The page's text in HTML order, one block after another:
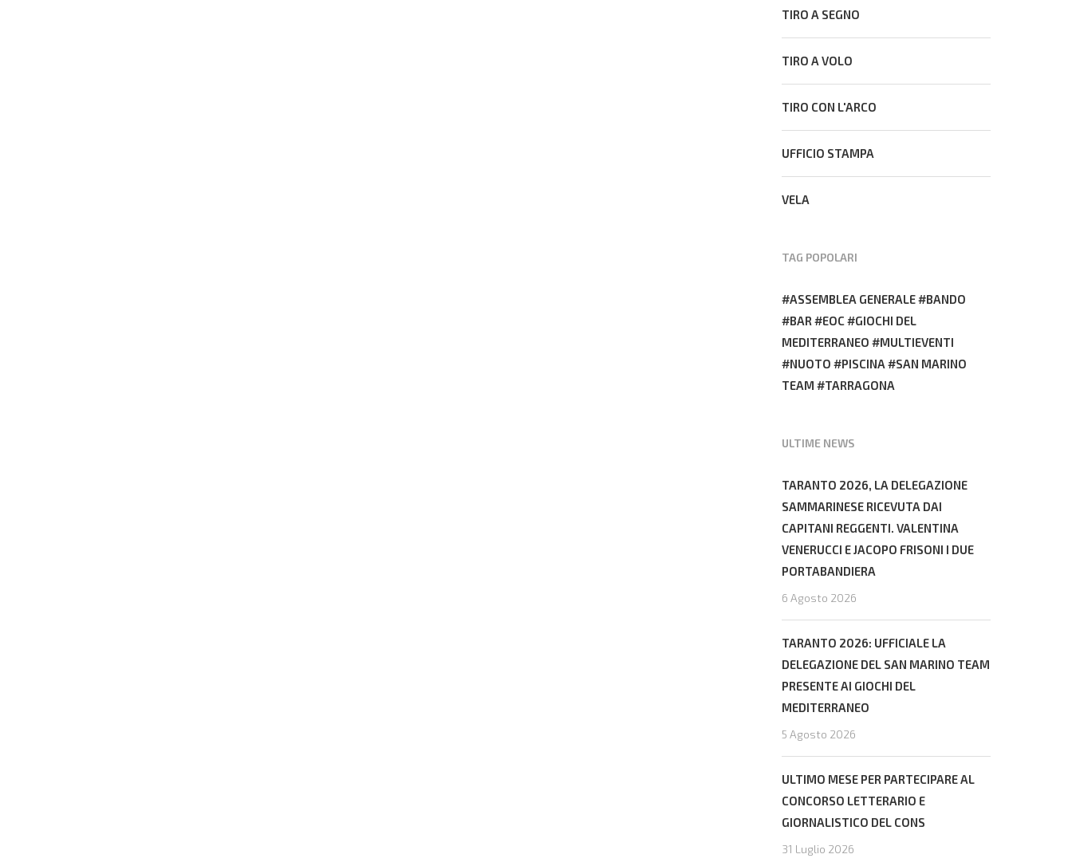
TIRO A SEGNO
TIRO A VOLO
TIRO CON L'ARCO
UFFICIO STAMPA
VELA
TAG POPOLARI
ASSEMBLEA GENERALE
BANDO
BAR
EOC
GIOCHI DEL
MEDITERRANEO
MULTIEVENTI
NUOTO
PISCINA
SAN MARINO
TEAM
TARRAGONA
ULTIME NEWS
TARANTO 2026, LA DELEGAZIONE
SAMMARINESE RICEVUTA DAI
CAPITANI REGGENTI. VALENTINA
VENERUCCI E JACOPO FRISONI I DUE
PORTABANDIERA
6 Agosto 2026
TARANTO 2026: UFFICIALE LA
DELEGAZIONE DEL SAN MARINO TEAM
PRESENTE AI GIOCHI DEL
MEDITERRANEO
5 Agosto 2026
ULTIMO MESE PER PARTECIPARE AL
CONCORSO LETTERARIO E
GIORNALISTICO DEL CONS
31 Luglio 2026